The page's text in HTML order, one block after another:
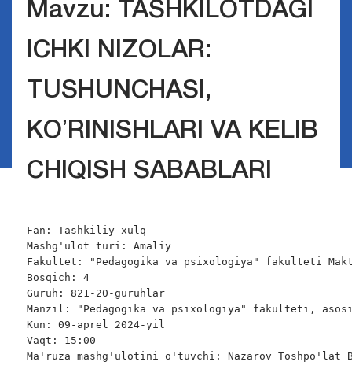
Mavzu: TASHKILOTDAGI
ICHKI NIZOLAR:
TUSHUNCHASI,
KOʼRINISHLARI VA KELIB
CHIQISH SABABLARI
Fan: Tashkiliy xulq
Mashg'ulot turi: Amaliy
Fakultet: "Pedagogika va psixologiya" fakulteti
Bosqich: 4
Guruh: 821-20-guruhlar
Manzil: "Pedagogika va psixologiya" fakulteti,
Kun: 09-aprel 2024-yil
Vaqt: 15:00
Ma'ruza mashg'ulotini o'tuvchi: Nazarov Toshpo'lat